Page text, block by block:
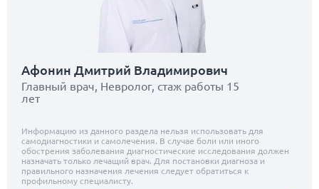
Афонин Дмитрий Владимирович
Главный врач, Невролог, стаж работы 15
лет
Информацию из данного раздела нельзя использовать для
самодиагностики и самолечения. В случае боли или иного
обострения заболевания диагностические исследования должен
назначать только лечащий врач. Для постановки диагноза и
правильного назначения лечения следует обратиться к
профильному специалисту.